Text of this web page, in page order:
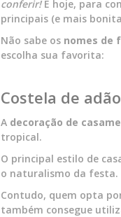
conferir!E hoje, para
principais (e mais
Não sabe os nomes de
escolha sua favorita:
Costela de
A decoração de
tropical.
O principal estilo de
o naturalismo da festa.
Contudo, quem opta
também consegue